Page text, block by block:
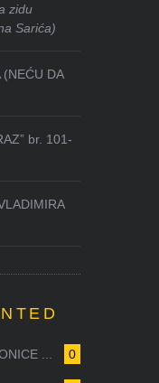
zidu
Sarića)
(NEĆU DA
br. 101-
0
...